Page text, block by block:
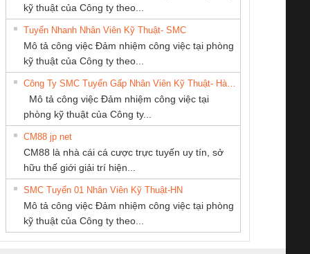
An Toàn
Contact
– PSR-
SCP-
FSP/2X1/1X2
sát chuỗi
tấm pin
16I+
(2502520000)
Bộ giám sát chuỗi
tấm pin
TRANSCLINIC 16I+
1K5 L (2433950000)
Bộ giám sát dòng
TRANSCLINIC 16I+
(2008130000)
Bộ chỉnh lưu nguồn
điện TRANSCLINIC
BKE 1K5.4
(7791400879)2. Giá
Nẹp nhôm chống
trơn Đà Nẵng
TY TNHH
THUẬT KTECH
NAM
Công Ty TNHH
Thiết Bị Điện Nam
Quốc Thịnh
CONG TY TNHH
THANH
TY CP TỰ
TIẾN
THIẾT BỊ CÔNG
NGHIỆP NIHON
SETSUBI VIỆT
NAM
THƯƠNG MẠI
kỹ thuật của Công ty theo...
Tuyển Nhanh Nhân Viên Kỹ Thuật- SMC
Mô tả công việc Đảm nhiệm công việc tại phòng
kỹ thuật của Công ty theo...
Mô tả công việc Đảm nhiệm công việc tại
phòng kỹ thuật của Công ty...
CM88 jp net
CM88 là nhà cái cá cược trực tuyến uy tín, sở
hữu thế giới giải trí hiện...
SMC Tuyển 01 Nhân Viên Kỹ Thuật-HN
Mô tả công việc Đảm nhiệm công việc tại phòng
kỹ thuật của Công ty theo...